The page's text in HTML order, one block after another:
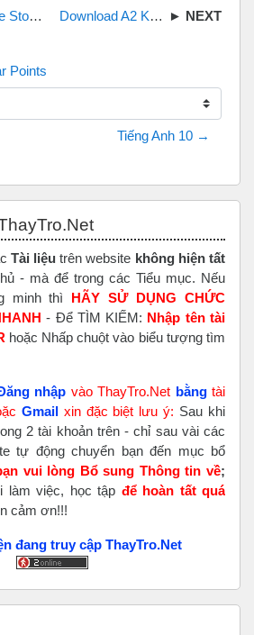
Audio CD Download A2 KEY for schools 1 for the revised 2020 exam
Points
Tiếng Anh 10 →
Tài liệu trên website không hiện tất
- mà để trong các Tiểu mục. Nếu
minh thì HÃY SỬ DỤNG CHỨC
- Để TÌM KIẾM: Nhập tên tài
hoặc Nhấp chuột vào biểu tượng tìm
nhập vào ThayTro.Net bằngtài
Gmailxin đặc biệt lưu ý: Sau khi
2 tài khoản trên - chỉ sau vài các
tự động chuyển bạn đến mục bổ
vui lòng Bổ sung Thông tin về;
làm việc, học tập để hoàn tấtquá
cảm ơn!!!
đang truy cập ThayTro.Net